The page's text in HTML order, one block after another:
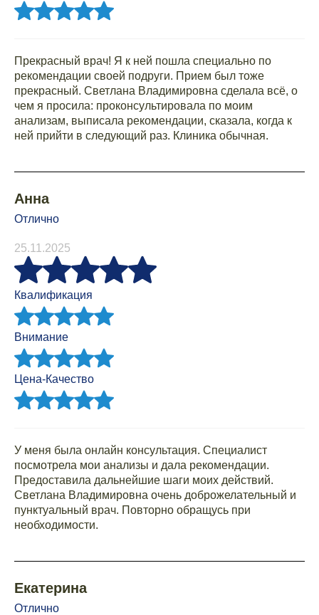
Прекрасный врач! Я к ней пошла специально по
рекомендации своей подруги. Прием был тоже
прекрасный. Светлана Владимировна сделала всё, о
чем я просила: проконсультировала по моим
анализам, выписала рекомендации, сказала, когда к
ней прийти в следующий раз. Клиника обычная.
Анна
Отлично
25.11.2025
Квалификация
Внимание
Цена-Качество
У меня была онлайн консультация. Специалист
посмотрела мои анализы и дала рекомендации.
Предоставила дальнейшие шаги моих действий.
Светлана Владимировна очень доброжелательный и
пунктуальный врач. Повторно обращусь при
необходимости.
Екатерина
Отлично